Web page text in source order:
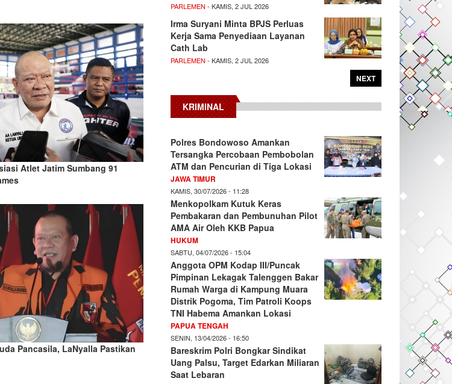
Atlet Jatim Sumbang 91
Pancasila, LaNyalla Pastikan
PARLEMEN - KAMIS, 2 JUL 2026
Irma Suryani Minta BPJS Perluas
Kerja Sama Penyediaan Layanan
Cath Lab
PARLEMEN - KAMIS, 2 JUL 2026
NEXT
KRIMINAL
Polres Bondowoso Amankan
Tersangka Percobaan Pembobolan
ATM dan Pencurian di Tiga Lokasi
JAWA TIMUR
KAMIS, 30/07/2026 - 11:28
Menkopolkam Kutuk Keras
Pembakaran dan Pembunuhan Pilot
AMA Air Oleh KKB Papua
HUKUM
SABTU, 04/07/2026 - 15:04
Anggota OPM Kodap III/Puncak
Pimpinan Lekagak Talenggen Bakar
Rumah Warga di Kampung Muara
Distrik Pogoma, Tim Patroli Koops
TNI Habema Amankan Lokasi
PAPUA TENGAH
SENIN, 13/04/2026 - 16:50
Bareskrim Polri Bongkar Sindikat
Uang Palsu, Target Edarkan Miliaran
Saat Lebaran